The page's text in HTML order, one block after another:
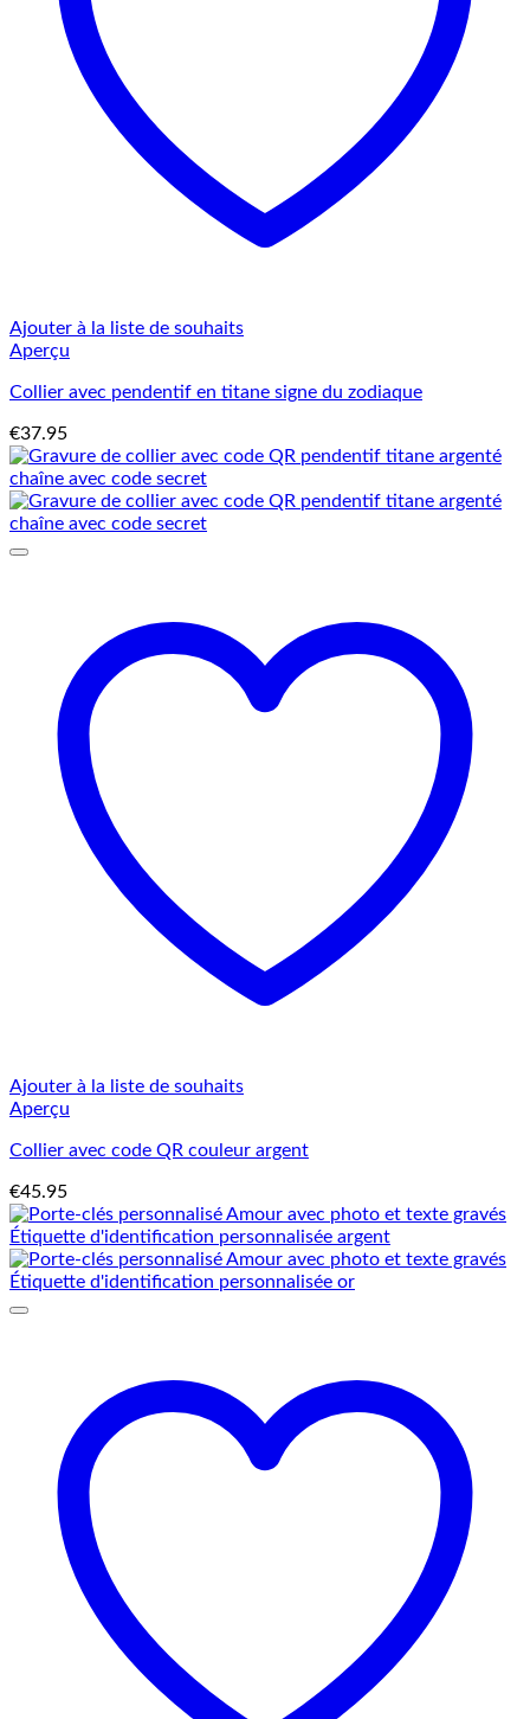
Ajouter à la liste de souhaits
Aperçu
Collier avec pendentif en titane signe du zodiaque
€37.95
Ajouter à la liste de souhaits
Aperçu
Collier avec code QR couleur argent
€45.95